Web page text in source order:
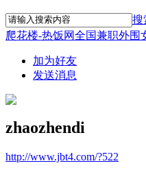
搜
爬花楼-热饭网全国兼职外围
加为好友
发送消息
zhaozhendi
http://www.jbt4.com/?522